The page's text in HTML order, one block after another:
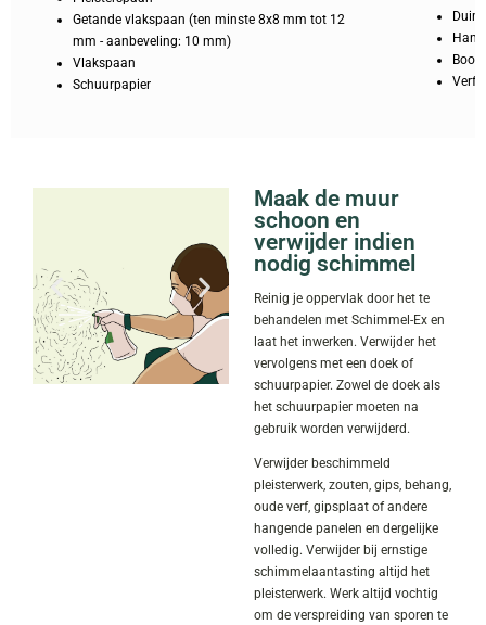
Getande vlakspaan (ten minste 8x8 mm tot 12
mm - aanbeveling: 10 mm)
Vlakspaan
Schuurpapier
Boor
Maak de muur
schoon en
verwijder indien
nodig schimmel
Reinig je oppervlak door het te
behandelen met Schimmel-Ex en
laat het inwerken. Verwijder het
vervolgens met een doek of
schuurpapier. Zowel de doek als
het schuurpapier moeten na
gebruik worden verwijderd.
Verwijder beschimmeld
pleisterwerk, zouten, gips, behang,
oude verf, gipsplaat of andere
hangende panelen en dergelijke
volledig. Verwijder bij ernstige
schimmelaantasting altijd het
pleisterwerk. Werk altijd vochtig
om de verspreiding van sporen te